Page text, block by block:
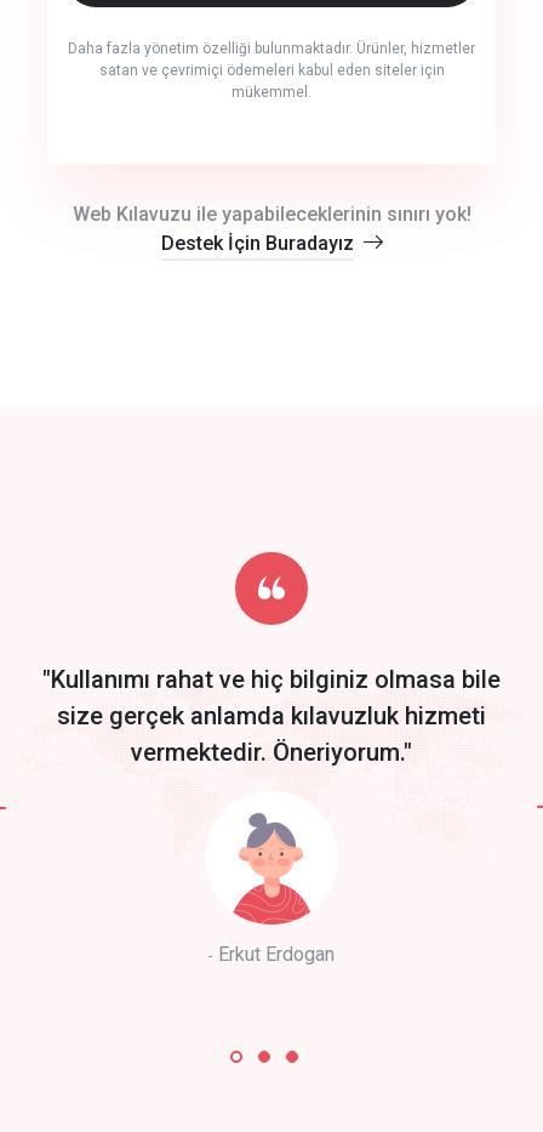
Daha fazla yönetim özelliği bulunmaktadır. Ürünler, hizmetler
satan ve çevrimiçi ödemeleri kabul eden siteler için
mükemmel.
Start by trying our service for 30 days free trial no credit card
required.
Web Kılavuzu ile yapabileceklerinin sınırı yok!
Destek İçin Buradayız
"Kullanımı rahat ve hiç bilginiz olmasa bile
size gerçek anlamda kılavuzluk hizmeti
vermektedir. Öneriyorum."
Erkut Erdogan